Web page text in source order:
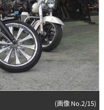
(画像 No.2/15)